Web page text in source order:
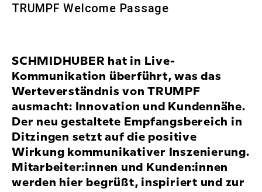
TRUMPF Welcome Passage
SCHMIDHUBER hat in Live-
Kommunikation überführt, was das
Werteverständnis von TRUMPF
ausmacht: Innovation und Kundennähe.
Der neu gestaltete Empfangsbereich in
Ditzingen setzt auf die positive
Wirkung kommunikativer Inszenierung.
Mitarbeiter:innen und Kunden:innen
werden hier begrüßt, inspiriert und zur